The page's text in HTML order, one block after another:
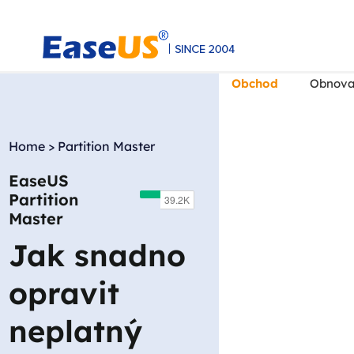
EaseUS
Obchod
Home > Partition Master
EaseUS
Partition
Master
Jak snadno
opravit
neplatný